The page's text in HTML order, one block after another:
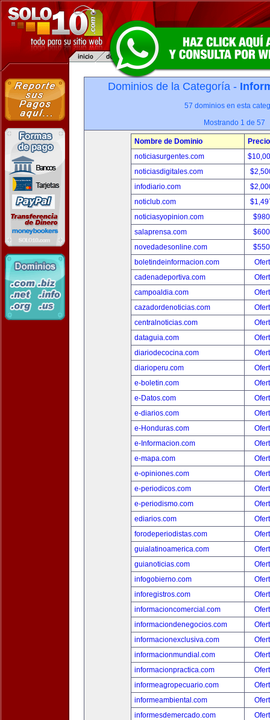
Dominios de la Categoría -
57 dominios en esta
Mostrando 1 de 57
Nombre de Dominio
Precio
noticiasurgentes.com
noticiasdigitales.com
infodiario.com
noticlub.com
noticiasyopinion.com
salaprensa.com
novedadesonline.com
boletindeinformacion.com
cadenadeportiva.com
campoaldia.com
cazadordenoticias.com
centralnoticias.com
dataguia.com
diariodecocina.com
diarioperu.com
e-boletin.com
e-Datos.com
e-diarios.com
e-Honduras.com
e-Informacion.com
e-mapa.com
e-opiniones.com
e-periodicos.com
e-periodismo.com
ediarios.com
forodeperiodistas.com
guialatinoamerica.com
guianoticias.com
infogobierno.com
inforegistros.com
informacioncomercial.com
informaciondenegocios.com
informacionexclusiva.com
informacionmundial.com
informacionpractica.com
informeagropecuario.com
informeambiental.com
informesdemercado.com